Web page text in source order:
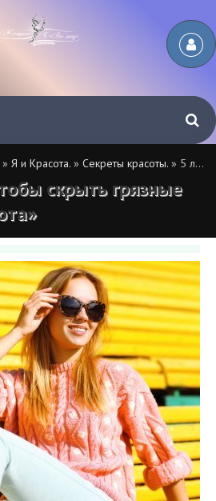
» Я и Красота. » Секреты красоты. » 5 лайфхаков, чтобы скрыть грязные волосы - «Красота»
скрыть грязные